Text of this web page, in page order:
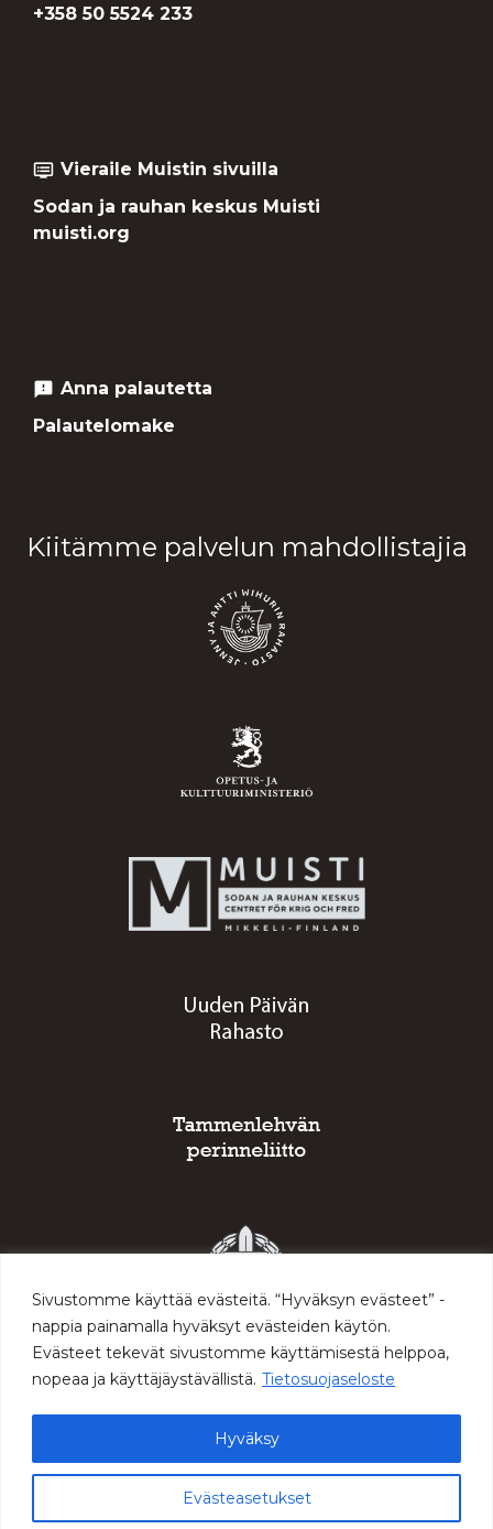
Sivustomme käyttää evästeitä. “Hyväksyn evästeet” -
nappia painamalla hyväksyt evästeiden käytön.
Evästeet tekevät sivustomme käyttämisestä helppoa,
nopeaa ja käyttäjäystävällistä. Tietosuojaseloste
Evästeasetukset
Hyväksy
+358 50 5524 233
dvr Vieraile Muistin sivuilla
Sodan ja rauhan keskus Muisti
muisti.org
feedback Anna palautetta
Palautelomake
Kiitämme palvelun mahdollistajia
© 2026 Sodan ja rauhan keskus Muisti